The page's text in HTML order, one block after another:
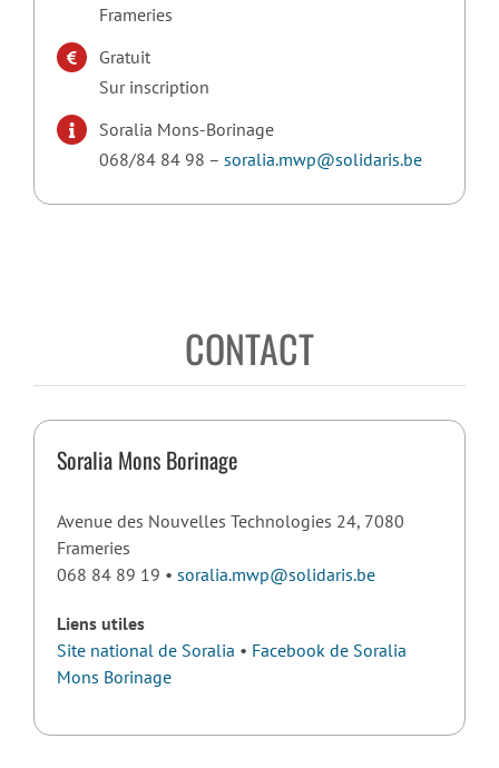
Frameries
Gratuit
Sur inscription
Soralia Mons-Borinage
068/84 84 98 –soralia.mwp@solidaris.be
CONTACT
Soralia Mons Borinage
Avenue des Nouvelles Technologies 24, 7080
Frameries
068 84 89 19 • soralia.mwp@solidaris.be
Liens utiles
Site national de Soralia • Facebook de Soralia
Mons Borinage